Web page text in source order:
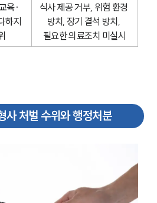
육·
하지
식사 제공 거부, 위험 환경
방치, 장기 결석 방치,
필요한 의료조치 미실시
사 처벌 수위와 행정처분